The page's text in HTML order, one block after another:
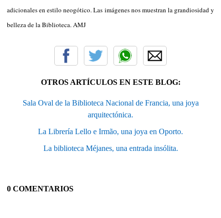
adicionales en estilo neogótico. Las imágenes nos muestran la grandiosidad y
belleza de la Biblioteca. AMJ
OTROS ARTÍCULOS EN ESTE BLOG:
Sala Oval de la Biblioteca Nacional de Francia, una joya
arquitectónica.
La Librería Lello e Irmão, una joya en Oporto.
La biblioteca Méjanes, una entrada insólita.
0 COMENTARIOS